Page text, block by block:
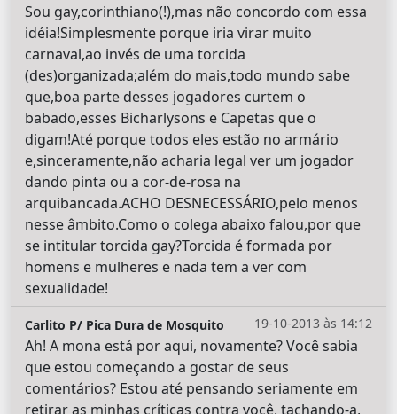
Sou gay,corinthiano(!),mas não concordo com essa
idéia!Simplesmente porque iria virar muito
carnaval,ao invés de uma torcida
(des)organizada;além do mais,todo mundo sabe
que,boa parte desses jogadores curtem o
babado,esses Bicharlysons e Capetas que o
digam!Até porque todos eles estão no armário
e,sinceramente,não acharia legal ver um jogador
dando pinta ou a cor-de-rosa na
arquibancada.ACHO DESNECESSÁRIO,pelo menos
nesse âmbito.Como o colega abaixo falou,por que
se intitular torcida gay?Torcida é formada por
homens e mulheres e nada tem a ver com
sexualidade!
19-10-2013 às 14:12
Carlito P/ Pica Dura de Mosquito
Ah! A mona está por aqui, novamente? Você sabia
que estou começando a gostar de seus
comentários? Estou até pensando seriamente em
retirar as minhas críticas contra você, tachando-a,